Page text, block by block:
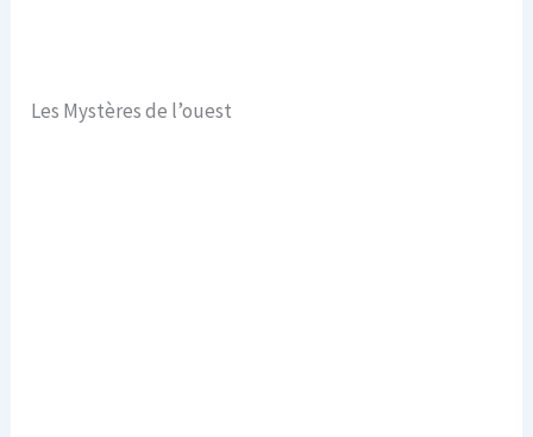
Les Mystères de l’ouest